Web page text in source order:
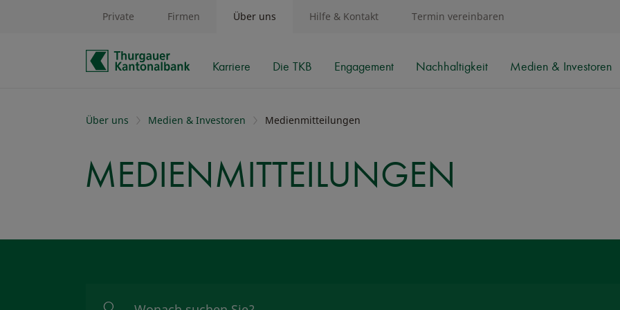
Schnelle Navigation
Private Firmen Über uns
Karriere Die TKB Engagement Nachhaltigkeit Medien & Investoren
Hilfe & Kontakt Termin vereinbaren
Über uns Medien & Investoren Medienmitteilungen
MEDIENMITTEILUNGEN